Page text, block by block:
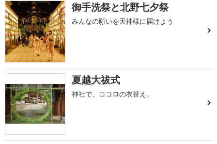
御手洗祭と北野七夕祭
みんなの願いを天神様に届けよう
夏越大祓式
神社で、ココロの衣替え。